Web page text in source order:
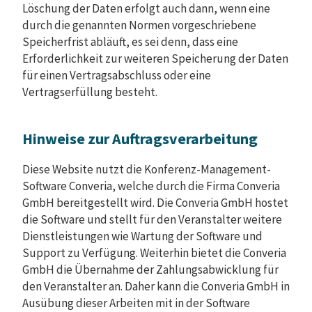
Löschung der Daten erfolgt auch dann, wenn eine
durch die genannten Normen vorgeschriebene
Speicherfrist abläuft, es sei denn, dass eine
Erforderlichkeit zur weiteren Speicherung der Daten
für einen Vertragsabschluss oder eine
Vertragserfüllung besteht.
Hinweise zur Auftragsverarbeitung
Diese Website nutzt die Konferenz-Management-
Software Converia, welche durch die Firma Converia
GmbH bereitgestellt wird. Die Converia GmbH hostet
die Software und stellt für den Veranstalter weitere
Dienstleistungen wie Wartung der Software und
Support zu Verfügung. Weiterhin bietet die Converia
GmbH die Übernahme der Zahlungsabwicklung für
den Veranstalter an. Daher kann die Converia GmbH in
Ausübung dieser Arbeiten mit in der Software